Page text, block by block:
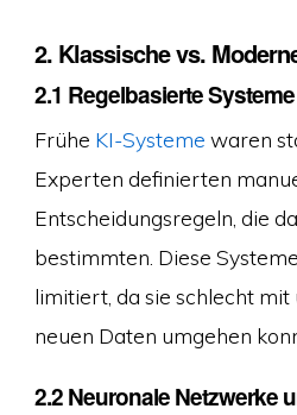
2. Klassische vs.
2.1 Regelbasierte Systeme
Frühe KI-Systeme waren
Experten definierten
Entscheidungsregeln, die
bestimmten. Diese
limitiert, da sie schlecht
neuen Daten umgehen
2.2 Neuronale Netzwerke